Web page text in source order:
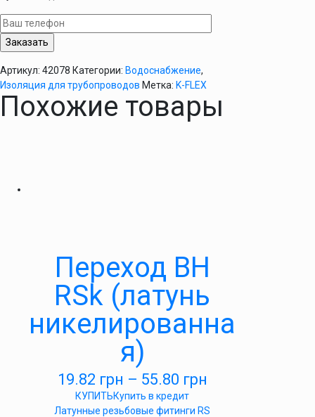
FLEX
PE
28х9
Артикул: 42078 Категории: Водоснабжение,
Изоляция для трубопроводов Метка: K-FLEX
Похожие товары
Переход ВН
RSk (латунь
никелированна
я)
19.82 грн – 55.80 грн
КУПИТЬКупить в кредит
Латунные резьбовые фитинги RS